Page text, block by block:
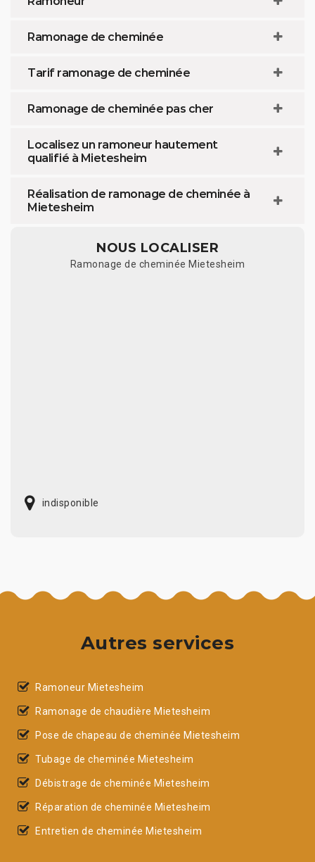
Ramonage de cheminée
Tarif ramonage de cheminée
Ramonage de cheminée pas cher
Localisez un ramoneur hautement
qualifié à Mietesheim
Réalisation de ramonage de cheminée à
Mietesheim
NOUS LOCALISER
Ramonage de cheminée Mietesheim
indisponible
Autres services
Ramoneur Mietesheim
Ramonage de chaudière Mietesheim
Pose de chapeau de cheminée Mietesheim
Tubage de cheminée Mietesheim
Débistrage de cheminée Mietesheim
Réparation de cheminée Mietesheim
Entretien de cheminée Mietesheim